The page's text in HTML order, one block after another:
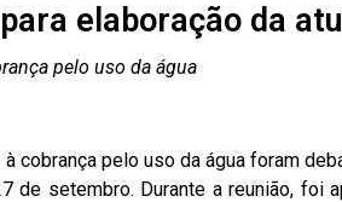
elaboração da
pelo uso da água
pelo uso da água foram
de setembro. Durante a reunião, foi